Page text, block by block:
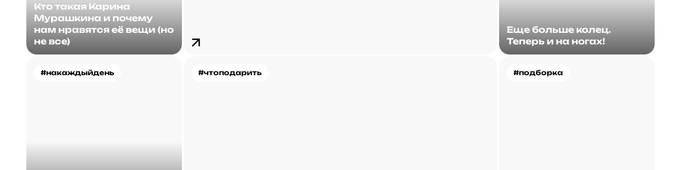
Кто такая Карина
Мурашкина и почему
нам нравятся её вещи (но
не все)
Еще больше колец.
Теперь и на ногах!
#накаждыйдень #чтоподарить #подборка